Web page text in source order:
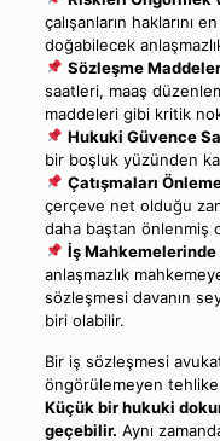
çalışanların haklarını
doğabilecek
Sözleşme
saatleri, maaş
maddeleri gibi kritik
Hukuki Güvence
bir boşluk yüzünden
Çatışmaları
çerçeve net olduğu
daha baştan önlenmiş
İş
anlaşmazlık
sözleşmesi davanın
biri olabilir.
Bir iş sözleşmesi
öngörülemeyen
Küçük bir hukuki
geçebilir. Aynı